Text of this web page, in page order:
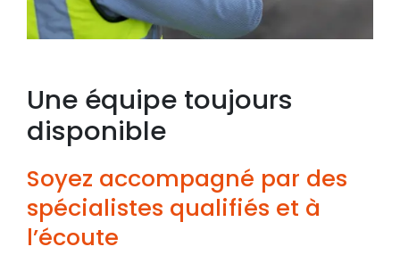
Une équipe toujours
disponible
Soyez accompagné par des
spécialistes qualifiés et à
l’écoute